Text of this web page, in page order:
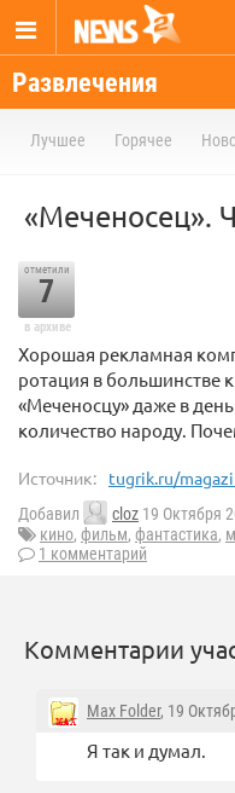
Развлечения
Лучшее Горячее
«Меченосец».
отметили
7
в архиве
Хорошая рекламная
ротация в большинстве
«Меченосцу» даже в
количество народу.
Источник: tugrik.ru/
Добавил cloz 19 Октября
кино, фильм, фантастика,
1 комментарий
Комментарии
Max Folder, 19
Я так и думал.